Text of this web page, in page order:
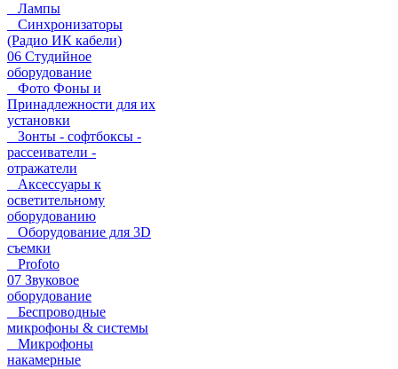
Лампы
Синхронизаторы
(Радио ИК кабели)
06 Студийное
оборудование
Фото Фоны и
Принадлежности для их
установки
Зонты - софтбоксы -
рассеиватели -
отражатели
Аксессуары к
осветительному
оборудованию
Оборудование для 3D
съемки
Profoto
07 Звуковое
оборудование
Беспроводные
микрофоны & системы
Микрофоны
накамерные